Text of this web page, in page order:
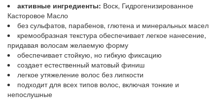
активные ингредиенты: Воск, Гидрогенизированное
Касторовое Масло
без сульфатов, парабенов, глютена и минеральных масел
кремообразная текстура обеспечивает легкое нанесение,
придавая волосам желаемую форму
обеспечивает стойкую, но гибкую фиксацию
создает естественный матовый финиш
легкое утяжеление волос без липкости
подходит для всех типов волос, включая тонкие и
непослушные